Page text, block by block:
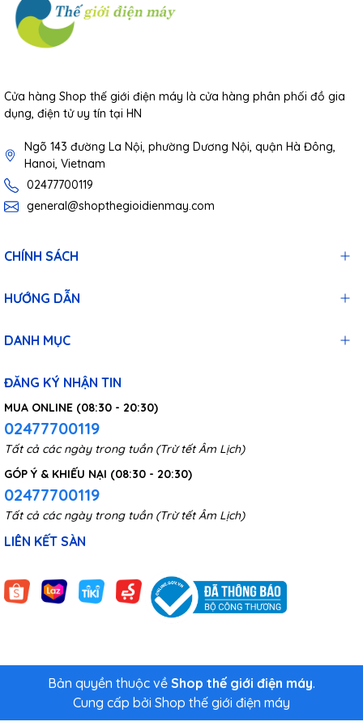
Cửa hàng Shop thế giới điện máy là cửa hàng phân phối đồ gia
dụng, điện tử uy tín tại HN
Ngõ 143 đường La Nội, phường Dương Nội, quận Hà Đông,
Hanoi, Vietnam
02477700119
general@shopthegioidienmay.com
CHÍNH SÁCH
HƯỚNG DẪN
DANH MỤC
ĐĂNG KÝ NHẬN TIN
MUA ONLINE (08:30 - 20:30)
02477700119
Tất cả các ngày trong tuần (Trừ tết Âm Lịch)
GÓP Ý & KHIẾU NẠI (08:30 - 20:30)
02477700119
Tất cả các ngày trong tuần (Trừ tết Âm Lịch)
LIÊN KẾT SÀN
Bản quyền thuộc về Shop thế giới điện máy.
Cung cấp bởi Shop thế giới điện máy